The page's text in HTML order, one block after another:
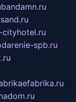
bandamn.ru
cityhotel.ru
spb.ru